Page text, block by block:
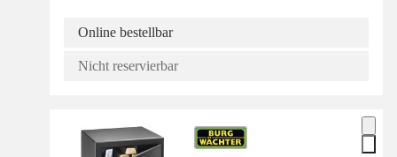
Online bestellbar
Nicht reservierbar